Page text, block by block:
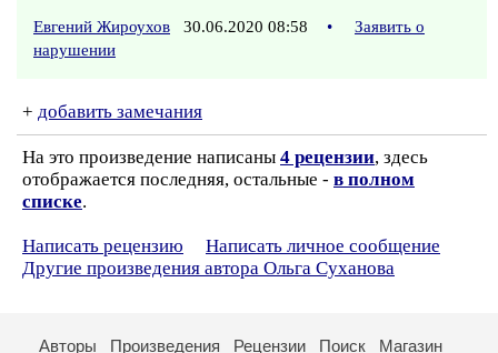
Евгений Жироухов 30.06.2020 08:58 •
Заявить о
нарушении
+ добавить замечания
На это произведение написаны 4 рецензии, здесь
отображается последняя, остальные - в полном
списке.
Написать рецензию
Написать личное сообщение
Другие произведения автора Ольга Суханова
Авторы Произведения Рецензии Поиск
Магазин